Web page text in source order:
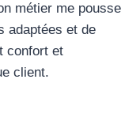
métier me pousse
adaptées et de
confort et
client.